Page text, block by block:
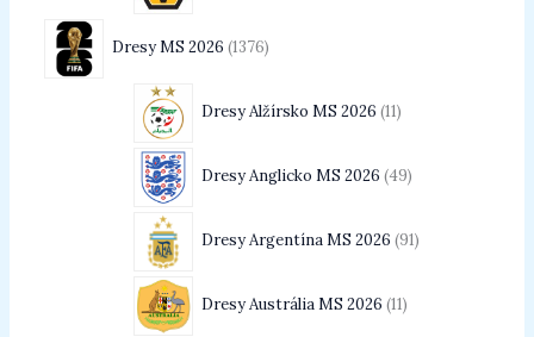
Dresy MS 2026 1376
Dresy Alžírsko MS 2026 11
Dresy Anglicko MS 2026 49
Dresy Argentína MS 2026 91
Dresy Austrália MS 2026 11